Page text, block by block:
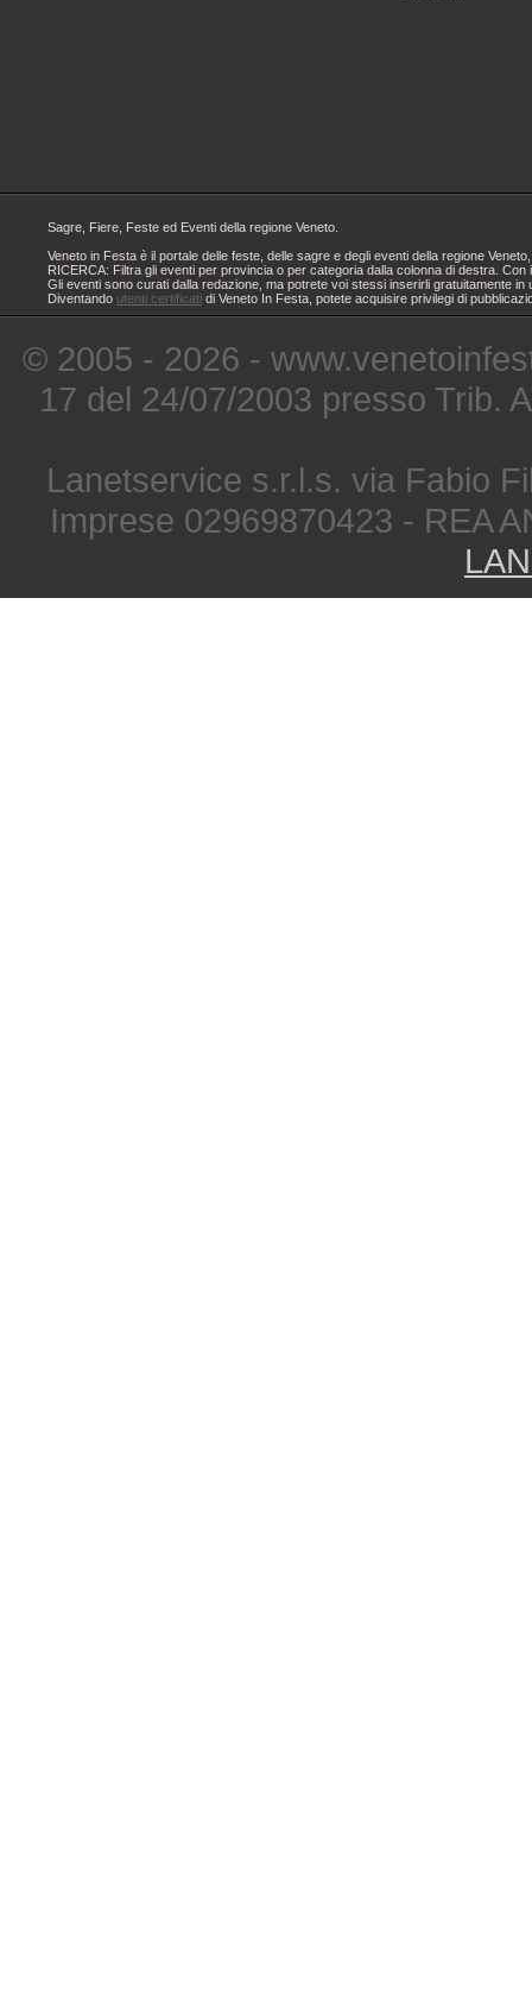
Sagre, Fiere, Feste ed Eventi della regione Veneto.
Veneto in Festa è il portale delle feste, delle sagre e degli eventi della regione
RICERCA: Filtra gli eventi per provincia o per categoria dalla colonna di destra.
Gli eventi sono curati dalla redazione, ma potrete voi stessi inserirli gratuitamente
Diventando utenti certificati di Veneto In Festa, potete acquisire privilegi di
© 2005 - 2026 -
17 del 24/07/2003 presso Trib.
Lanetservice s.r.l.s. via Fabio
Imprese 02969870423 - REA